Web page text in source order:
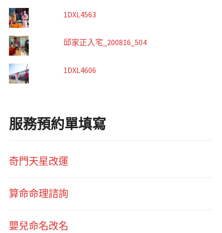
1DXL4563
邱家正入宅_200816_504
1DXL4606
服務預約單填寫
奇門天星改運
算命命理諮詢
嬰兒命名改名